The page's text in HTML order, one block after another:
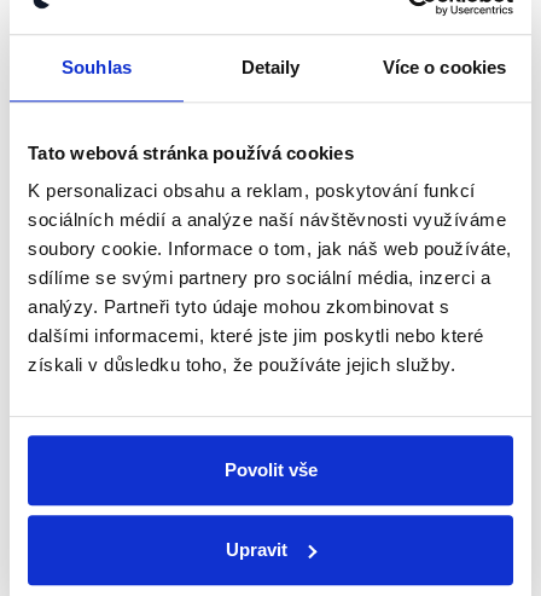
Souhlas Detaily Více o cookies
Tato webová stránka používá cookies
K personalizaci obsahu a reklam, poskytování funkcí
sociálních médií a analýze naší návštěvnosti využíváme
soubory cookie. Informace o tom, jak náš web používáte,
sdílíme se svými partnery pro sociální média, inzerci a
analýzy. Partneři tyto údaje mohou zkombinovat s
dalšími informacemi, které jste jim poskytli nebo které
získali v důsledku toho, že používáte jejich služby.
Povolit vše
Upravit
OVĚŘENO
Školství ve Středočeském kraji
V rámci krajských voleb jsme se zaměřili na debatu
kandidátů na hejtmana Středočeského kraje, kterou
vysílala CNN Prima News. V ověřovaném úseku
pořadu, který se týkal školství, jsme ověřili...
Číst dál
Zůstaňme v kontaktu
Přihlaste se k odběru našeho
newsletteru nebowhatsappového
kanálu, kde pravidelně přinášíme
shrnutí nejzajímavějších článků a analýz.